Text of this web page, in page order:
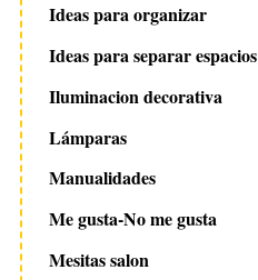
Ideas para organizar
Ideas para separar espacios
Iluminacion decorativa
Lámparas
Manualidades
Me gusta-No me gusta
Mesitas salon